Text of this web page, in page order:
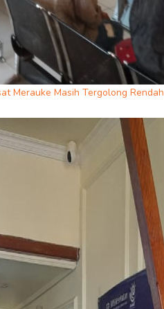
Merauke Masih Tergolong Rendah